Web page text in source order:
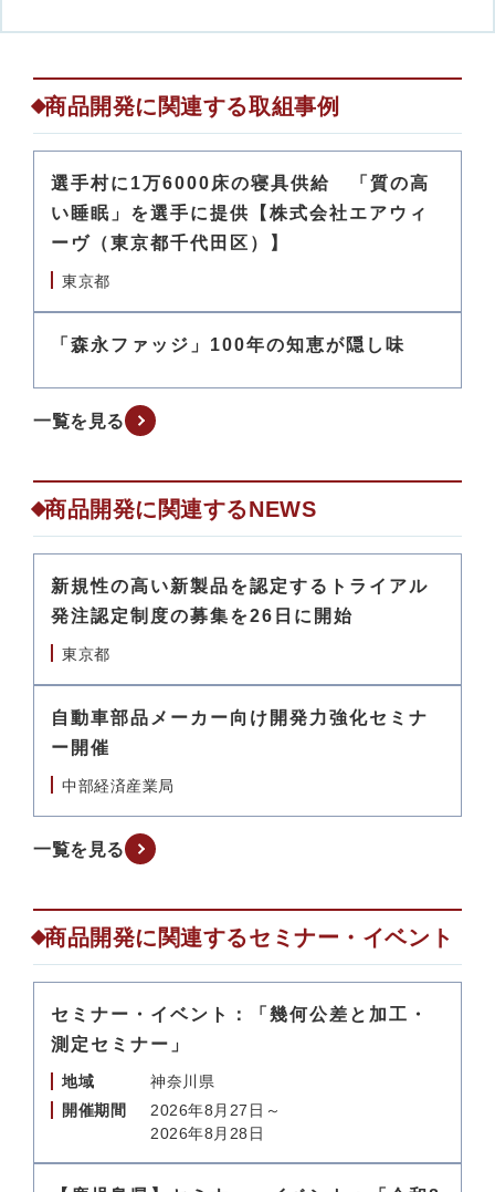
商品開発に関連する取組事例
選手村に1万6000床の寝具供給 「質の高
い睡眠」を選手に提供【株式会社エアウィ
ーヴ（東京都千代田区）】
東京都
「森永ファッジ」100年の知恵が隠し味
一覧を見る
商品開発に関連するNEWS
新規性の高い新製品を認定するトライアル
発注認定制度の募集を26日に開始
東京都
自動車部品メーカー向け開発力強化セミナ
ー開催
中部経済産業局
一覧を見る
商品開発に関連するセミナー・イベント
セミナー・イベント：「幾何公差と加工・
測定セミナー」
地域
神奈川県
開催期間
2026年8月27日～
2026年8月28日